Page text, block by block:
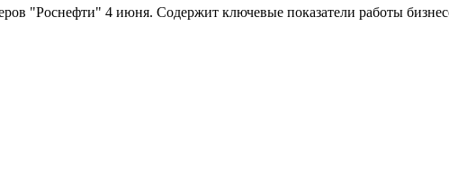
"Роснефти" 4 июня. Содержит ключевые показатели работы